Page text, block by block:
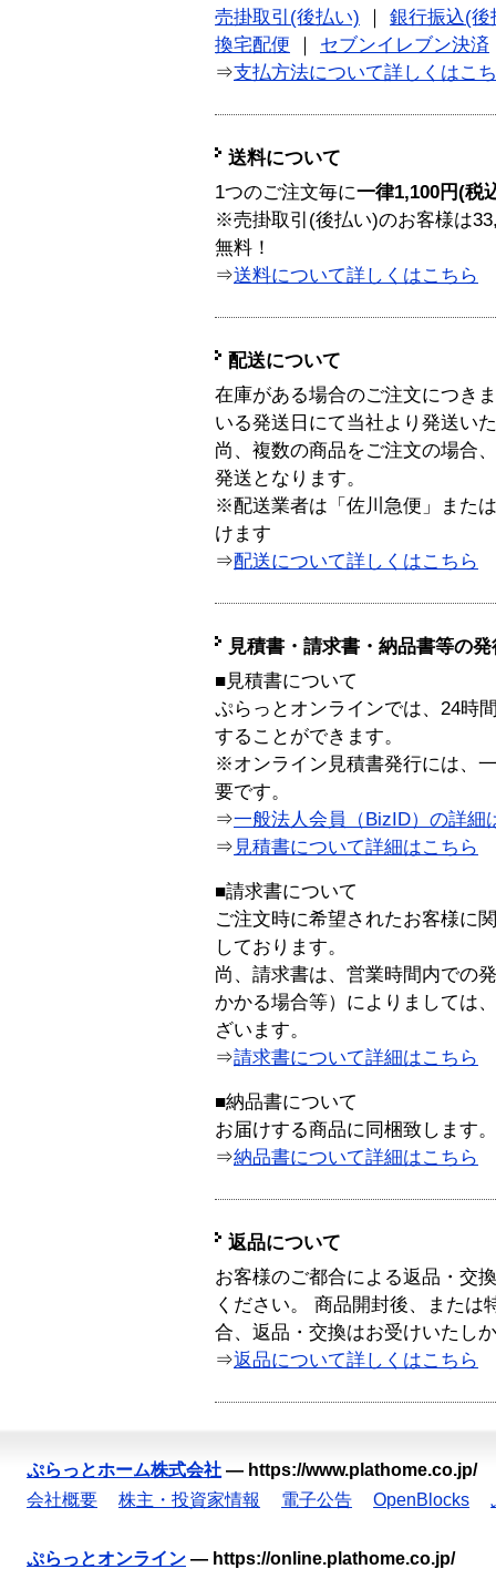
売掛取引(後払い)
銀行振込(後
換宅配便
セブンイレブン決済
⇒支払方法について詳しくはこ
送料について
1つのご注文毎に一律1,100円(税
※売掛取引(後払い)のお客様は
無料！
⇒送料について詳しくはこちら
配送について
在庫がある場合のご注文につき
いる発送日にて当社より発送い
尚、複数の商品をご注文の場合
発送となります。
※配送業者は「佐川急便」また
けます
⇒配送について詳しくはこちら
見積書・請求書・納品書等の
■見積書について
ぷらっとオンラインでは、24時
することができます。
※オンライン見積書発行には、
要です。
⇒一般法人会員（BizID）の詳細
⇒ 見積書について詳細はこちら
■請求書について
ご注文時に希望されたお客様に
しております。
尚、請求書は、営業時間内での
かかる場合等）によりましては
ざいます。
⇒請求書について詳細はこちら
■納品書について
お届けする商品に同梱致します。
⇒納品書について詳細はこちら
返品について
お客様のご都合による返品・交
ください。 商品開封後、または
合、返品・交換はお受けいたし
⇒返品について詳しくはこちら
ぷらっとホーム株式会社 — https://www.plathome.co.jp/
会社概要
株主・投資家情報 電子公告 OpenBlocks
ぷらっとオンライン — https://online.plathome.co.jp/